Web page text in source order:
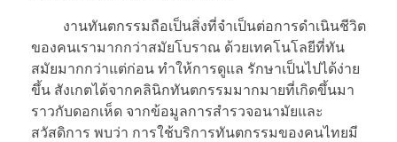
งานทันตกรรมถือเป็นสิ่งที่จำเป็นต่อการดำเนินชีวิต
ของคนเรามากกว่าสมัยโบราณ ด้วยเทคโนโลยีที่ทัน
สมัยมากกว่าแต่ก่อน ทำให้การดูแล รักษาเป็นไปได้ง่าย
ขึ้น สังเกตได้จากคลินิกทันตกรรมมากมายที่เกิดขึ้นมา
ราวกับดอกเห็ด จากข้อมูลการสำรวจอนามัยและ
สวัสดิการ พบว่า การใช้บริการทันตกรรมของคนไทยมี